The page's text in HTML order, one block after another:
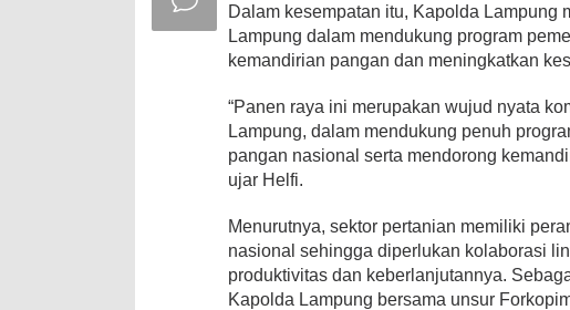
Dalam kesempatan itu, Kapolda Lampung
Lampung dalam mendukung program
kemandirian pangan dan meningkatkan
“Panen raya ini merupakan wujud nyata
Lampung, dalam mendukung penuh
pangan nasional serta mendorong
ujar Helfi.
Menurutnya, sektor pertanian memiliki
nasional sehingga diperlukan kolaborasi
produktivitas dan keberlanjutannya.
Kapolda Lampung bersama unsur